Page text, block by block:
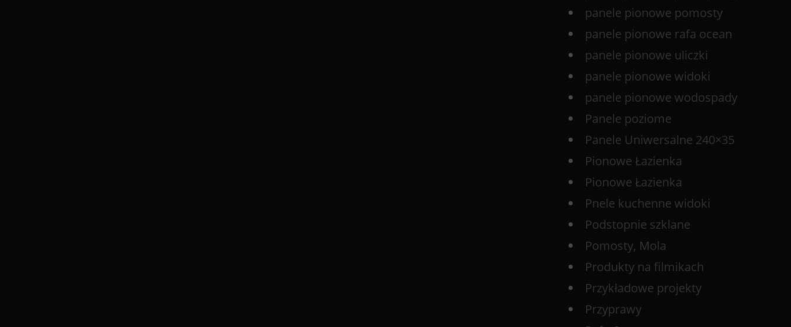
panele pionowe pomosty
panele pionowe rafa ocean
panele pionowe uliczki
panele pionowe widoki
panele pionowe wodospady
Panele poziome
Panele Uniwersalne 240×35
Pionowe Łazienka
Pionowe Łazienka
Pnele kuchenne widoki
Podstopnie szklane
Pomosty, Mola
Produkty na filmikach
Przykładowe projekty
Przyprawy